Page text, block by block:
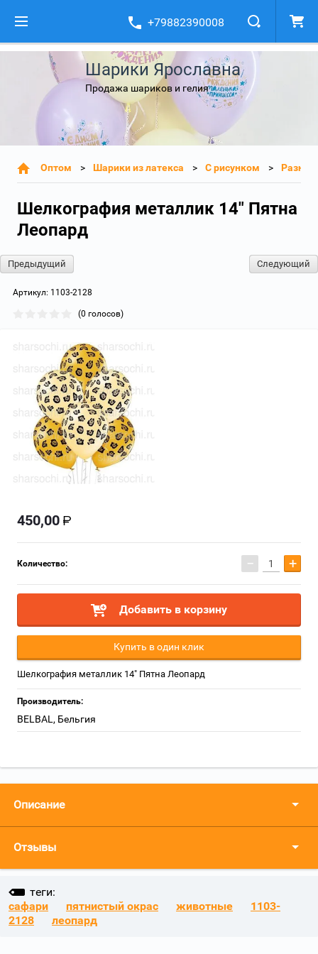
+79882390008
Шарики Ярославна
Продажа шариков и гелия
Оптом Шарики из латекса С рисунком Разное
Шелкография металлик 14" Пятна
Леопард
Предыдущий Следующий
Артикул: 1103-2128
(0 голосов)
450,00
Количество: − +
Добавить в корзину
Купить в один клик
Шелкография металлик 14" Пятна Леопард
Производитель:
BELBAL, Бельгия
Описание
Отзывы
теги:
сафари
пятнистый окрас животные
1103-
2128
леопард